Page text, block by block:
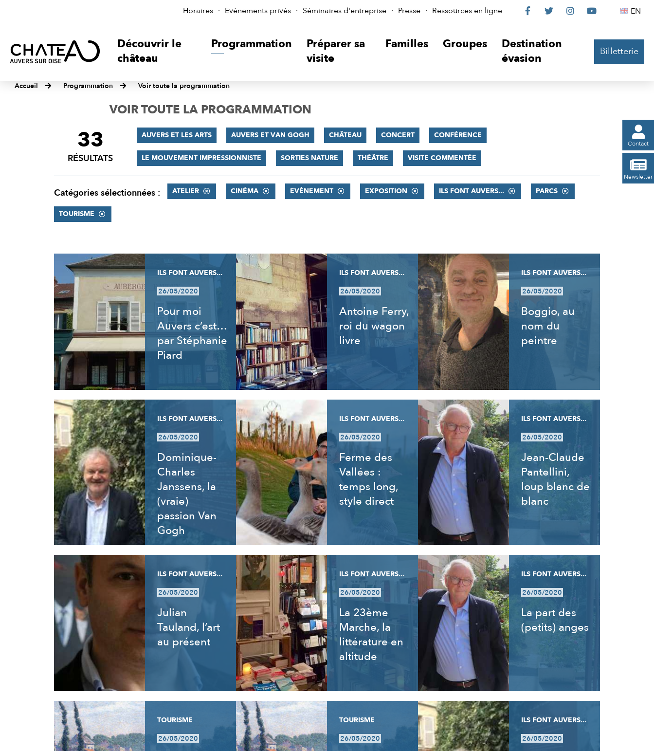
Horaires Evènements privés Séminaires d'entreprise Presse Ressources en ligne
Le
sur

Le

Le

Le
 EN
Découvrir le
château
Programmation
Préparer sa
visite
Familles Groupes
Destination
évasion
Billetterie
Accueil Programmation Voir toute la programmation

Contact

Newsletter
VOIR TOUTE LA PROGRAMMATION
FILTRER
RÉSULTATS
33
RÉSULTATS
AUVERS ET LES ARTS AUVERS ET VAN GOGH CHÂTEAU CONCERT CONFÉRENCE
LE MOUVEMENT IMPRESSIONNISTE SORTIES NATURE THÉÂTRE VISITE COMMENTÉE
Catégories sélectionnées : ATELIER CINÉMA EVÈNEMENT EXPOSITION ILS FONT AUVERS... PARCS
TOURISME
RÉSULTATS
ILS FONT AUVERS...
26/05/2020
Pour moi
Auvers c’est…
par Stéphanie
Piard
ILS FONT AUVERS...
26/05/2020
Antoine Ferry,
roi du wagon
livre
ILS FONT AUVERS...
26/05/2020
Boggio, au
nom du
peintre
ILS FONT AUVERS...
26/05/2020
Dominique-
Charles
Janssens, la
(vraie)
passion Van
Gogh
ILS FONT AUVERS...
26/05/2020
Ferme des
Vallées :
temps long,
style direct
ILS FONT AUVERS...
26/05/2020
Jean-Claude
Pantellini,
loup blanc de
blanc
ILS FONT AUVERS...
26/05/2020
Julian
Tauland, l’art
au présent
ILS FONT AUVERS...
26/05/2020
La 23ème
Marche, la
littérature en
altitude
ILS FONT AUVERS...
26/05/2020
La part des
(petits) anges
TOURISME
26/05/2020
TOURISME
26/05/2020
ILS FONT AUVERS...
26/05/2020